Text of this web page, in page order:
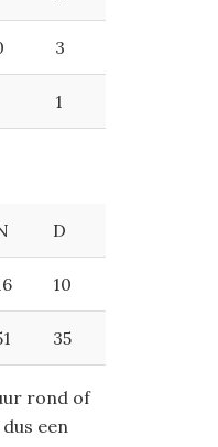
3
1
D
10
35
rond of
een